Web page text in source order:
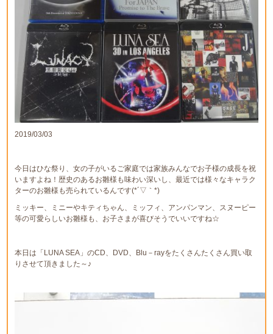
2019/03/03
今日はひな祭り、女の子がいるご家庭では家族みんなでお子様の成長を祝
いますよね！歴史のあるお雛様も味わい深いし、最近では様々なキャラク
ターのお雛様も売られているんです(*´▽｀*)
ミッキー、ミニーやキティちゃん、ミッフィ、アンパンマン、スヌーピー
等の可愛らしいお雛様も、お子さまが喜びそうでいいですね☆
本日は「LUNA SEA」のCD、DVD、Blu－rayをたくさんたくさん買い取
りさせて頂きました～♪